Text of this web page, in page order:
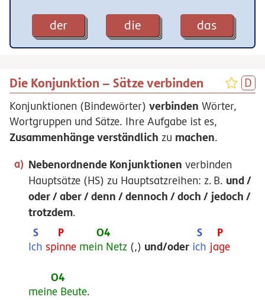
der die das
Die Konjunktion – Sätze verbinden
Konjunktionen (Bindewörter) verbinden Wörter,
Wortgruppen und Sätze. Ihre Aufgabe ist es,
Zusammenhänge verständlich zu machen.
Nebenordnende Konjunktionen verbinden
Hauptsätze (HS) zu Hauptsatzreihen: z. B. und /
oder / aber / denn / dennoch / doch / jedoch /
trotzdem.
Ich spinne mein Netz (,) und/oder ich jage
meine Beute.